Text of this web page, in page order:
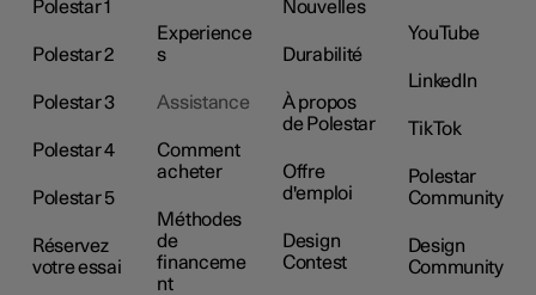
Polestar 1
Polestar 2
Polestar 3
Polestar 4
Polestar 5
Réservez
votre essai
Experience
s
Assistance
Comment
acheter
Méthodes
de
financeme
nt
Nouvelles
Durabilité
À propos
de Polestar
Offre
d'emploi
Design
Contest
YouTube
LinkedIn
TikTok
Polestar
Community
Design
Community